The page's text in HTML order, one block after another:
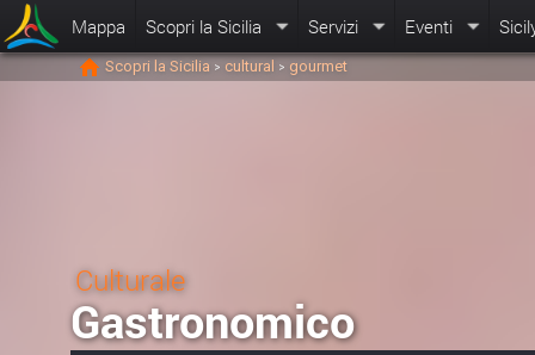
Mappa Scopri la Sicilia Servizi Eventi
Scopri la Sicilia > cultural > gourmet
Culturale
Gastronomico